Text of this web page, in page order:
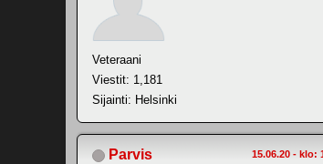
Veteraani
Viestit: 1,181
Sijainti: Helsinki
Parvis 15.06.20 - klo: